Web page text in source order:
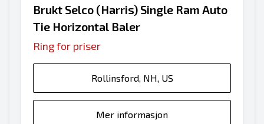
Brukt Selco (Harris) Single Ram Auto
Tie Horizontal Baler
Ring for priser
Rollinsford, NH, US
Mer informasjon